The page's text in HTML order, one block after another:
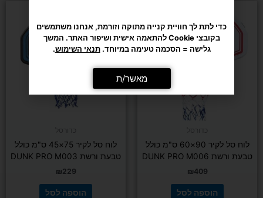
לוח סל לקיר 90×60 ס"מ כולל
טבעת ורשת DUNK PRO M006
₪409
הוספה לסל
לוח סל לקיר 75×45 ס"מ כולל
טבעת ורשת DUNK PRO M003
₪229
הוספה לסל
כדי לתת לך חוויית קנייה מתוקה וזורמת, אנחנו משתמשים
בקובצי Cookie להתאמה אישית ושיפור האתר. המשך
גלישה = הסכמה טעימה במיוחד.תנאי השימוש.
מאשר/ת